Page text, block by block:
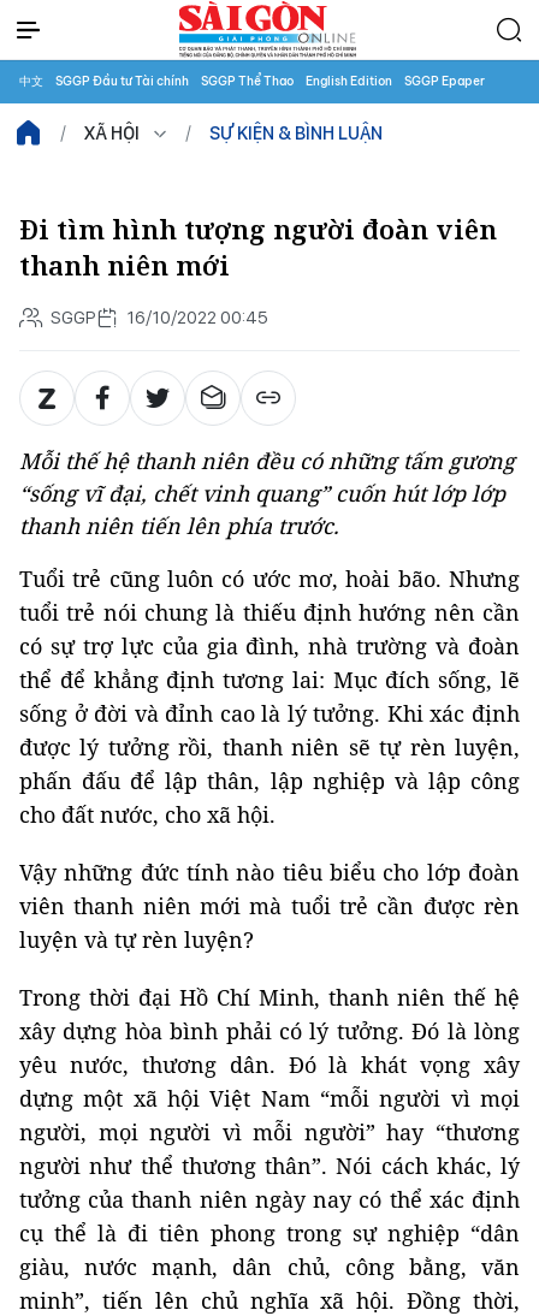
中文 SGGP Đầu tư Tài chính SGGP Thể Thao English Edition SGGP Epaper
XÃ HỘI SỰ KIỆN & BÌNH LUẬN
Đi tìm hình tượng người đoàn viên
thanh niên mới
SGGP 16/10/2022 00:45
Mỗi thế hệ thanh niên đều có những tấm gương
“sống vĩ đại, chết vinh quang” cuốn hút lớp lớp
thanh niên tiến lên phía trước.
Tuổi trẻ cũng luôn có ước mơ, hoài bão. Nhưng
tuổi trẻ nói chung là thiếu định hướng nên cần
có sự trợ lực của gia đình, nhà trường và đoàn
thể để khẳng định tương lai: Mục đích sống, lẽ
sống ở đời và đỉnh cao là lý tưởng. Khi xác định
được lý tưởng rồi, thanh niên sẽ tự rèn luyện,
phấn đấu để lập thân, lập nghiệp và lập công
cho đất nước, cho xã hội.
Vậy những đức tính nào tiêu biểu cho lớp đoàn
viên thanh niên mới mà tuổi trẻ cần được rèn
luyện và tự rèn luyện?
Trong thời đại Hồ Chí Minh, thanh niên thế hệ
xây dựng hòa bình phải có lý tưởng. Đó là lòng
yêu nước, thương dân. Đó là khát vọng xây
dựng một xã hội Việt Nam “mỗi người vì mọi
người, mọi người vì mỗi người” hay “thương
người như thể thương thân”. Nói cách khác, lý
tưởng của thanh niên ngày nay có thể xác định
cụ thể là đi tiên phong trong sự nghiệp “dân
giàu, nước mạnh, dân chủ, công bằng, văn
minh”, tiến lên chủ nghĩa xã hội. Đồng thời,